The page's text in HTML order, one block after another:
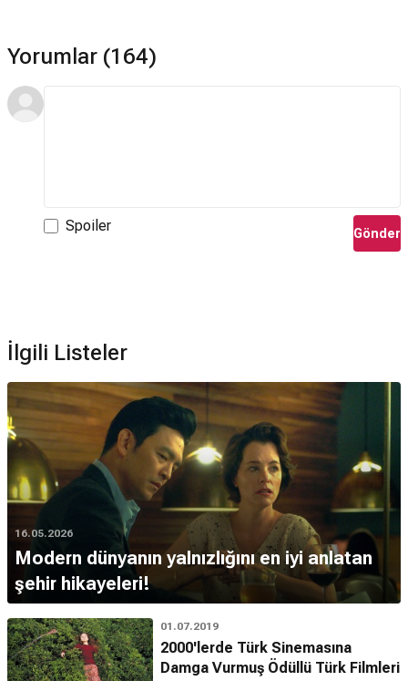
Yorumlar (164)
Spoiler Gönder
İlgili Listeler
16.05.2026
Modern dünyanın yalnızlığını en iyi anlatan
şehir hikayeleri!
01.07.2019
2000'lerde Türk Sinemasına
Damga Vurmuş Ödüllü Türk Filmleri